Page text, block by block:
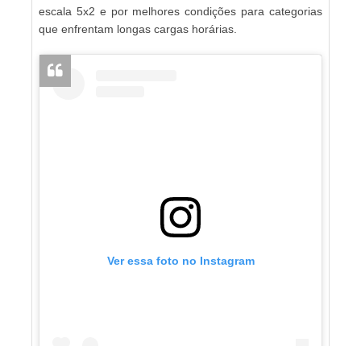
escala 5x2 e por melhores condições para categorias
que enfrentam longas cargas horárias.
Ver essa foto no Instagram